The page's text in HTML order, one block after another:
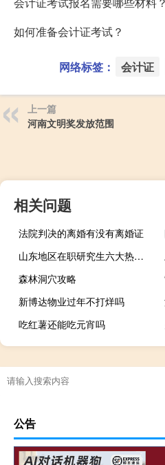
如何准备会计证考试？
网络标签： 会计证
上一篇
河南文明奖发放范围
相关问题
法院判决的离婚有没有离婚证
山东地区在职研究生六大热门招生专业
森林洞穴攻略
新博达物业过年不打烊吗
吃红薯还能吃元宵吗
公告